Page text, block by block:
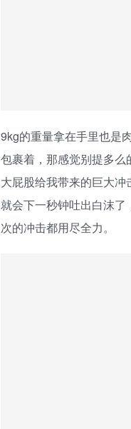
9kg的重量拿在手里也是
包裹着，那感觉别提多
大屁股给我带来的巨大
就会下一秒钟吐出白沫
次的冲击都用尽全力。